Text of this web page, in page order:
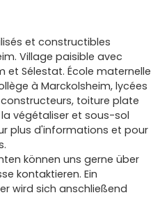
et constructibles
Village paisible avec
et Sélestat. École maternelle
à Marckolsheim, lycées
toiture plate
végétaliser et sous-sol
plus d'informations et pour
können uns gerne über
kontaktieren. Ein
wird sich anschließend